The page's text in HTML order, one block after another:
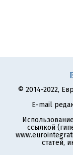
© 2014-2022,
E-mail
ссылкой
статей,